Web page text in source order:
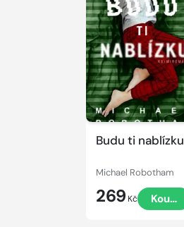
Budu ti nablízku
Michael Robotham
269 Kč Koupit